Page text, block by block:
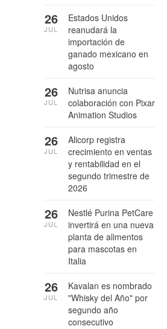
Estados Unidos
reanudará la
importación de
ganado mexicano en
agosto
26
JUL
Nutrisa anuncia
colaboración con Pixar
Animation Studios
26
JUL
Alicorp registra
crecimiento en ventas
y rentabilidad en el
segundo trimestre de
2026
26
JUL
Nestlé Purina PetCare
invertirá en una nueva
planta de alimentos
para mascotas en
Italia
26
JUL
Kavalan es nombrado
"Whisky del Año" por
segundo año
consecutivo
26
JUL